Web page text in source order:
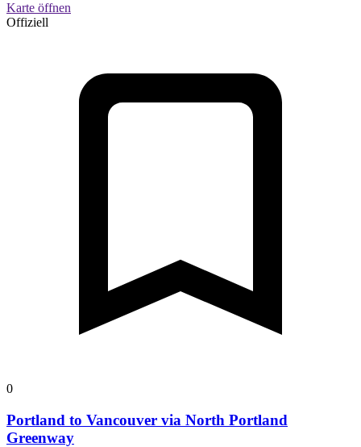
Karte öffnen
Offiziell
0
Portland to Vancouver via North Portland
Greenway